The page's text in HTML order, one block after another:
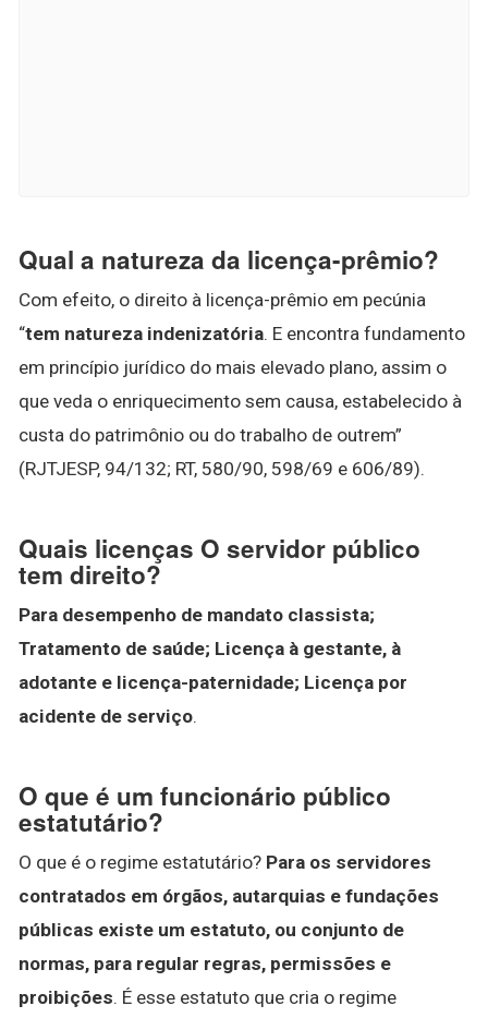
Qual a natureza da licença-prêmio?
Com efeito, o direito à licença-prêmio em pecúnia
“tem natureza indenizatória. E encontra fundamento
em princípio jurídico do mais elevado plano, assim o
que veda o enriquecimento sem causa, estabelecido à
custa do patrimônio ou do trabalho de outrem”
(RJTJESP, 94/132; RT, 580/90, 598/69 e 606/89).
Quais licenças O servidor público
tem direito?
Para desempenho de mandato classista;
Tratamento de saúde; Licença à gestante, à
adotante e licença-paternidade; Licença por
acidente de serviço.
O que é um funcionário público
estatutário?
O que é o regime estatutário? Para os servidores
contratados em órgãos, autarquias e fundações
públicas existe um estatuto, ou conjunto de
normas, para regular regras, permissões e
proibições. É esse estatuto que cria o regime